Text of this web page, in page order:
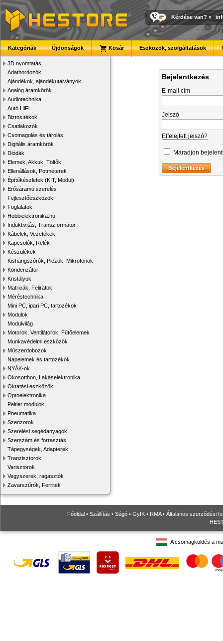
Kérdése van? »
Kategóriák Újdonságok Kosár Eszközök, szolgáltatások
3D nyomtatás
Adathordozók
Ajándékok, ajándékutalványok
Analóg áramkörök
Audiotechnika
Autó HiFi
Biztosítékok
Csatlakozók
Csomagolás és tárolás
Digitális áramkörök
Diódák
Elemek, Akkuk, Töltők
Ellenállások, Potméterek
Építőkészletek (KIT, Modul)
Erősáramú szerelés
Fejlesztőeszközök
Foglalatok
Hobbielektronika.hu
Induktivitás, Transzformátor
Kábelek, Vezetékek
Kapcsolók, Relék
Készülékek
Kishangszórók, Piezók, Mikrofonok
Kondenzátor
Kristályok
Matricák, Feliratok
Méréstechnika
Mini PC, ipari PC, tartozékok
Modulok
Modulvilág
Motorok, Ventilátorok, Fűtőelemek
Munkavédelmi eszközök
Műszerdobozok
Napelemek és tartozékok
NYÁK-ok
Okosotthon, Lakáselektronika
Oktatási eszközök
Optoelektronika
Peltier modulok
Pneumatika
Szenzorok
Szerelési segédanyagok
Szerszám és forrasztás
Tápegységek, Adapterek
Tranzisztorok
Varisztorok
Vegyszerek, ragasztók
Zavarszűrők, Ferritek
Bejelentkezés
E-mail cím
Jelszó
Elfelejtett jelszó?
Maradjon
Főoldal • Szállítás • Súgó • GyIK • RMA• Általános szerződési
A csomagküldés a